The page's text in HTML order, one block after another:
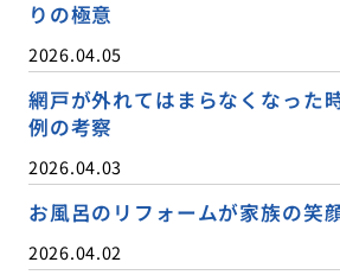
りの極意
2026.04.05
網戸が外れてはまらなくなった
例の考察
2026.04.03
お風呂のリフォームが家族の笑
2026.04.02